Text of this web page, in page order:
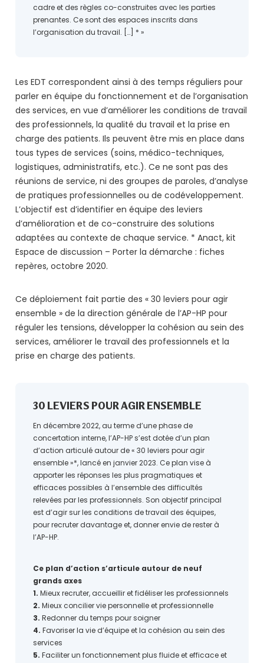
cadre et des règles co-construites avec les parties
prenantes. Ce sont des espaces inscrits dans
l’organisation du travail. […] * »
Les EDT correspondent ainsi à des temps réguliers pour
parler en équipe du fonctionnement et de l’organisation
des services, en vue d’améliorer les conditions de travail
des professionnels, la qualité du travail et la prise en
charge des patients. Ils peuvent être mis en place dans
tous types de services (soins, médico-techniques,
logistiques, administratifs, etc.). Ce ne sont pas des
réunions de service, ni des groupes de paroles, d’analyse
de pratiques professionnelles ou de codéveloppement.
L’objectif est d’identifier en équipe des leviers
d’amélioration et de co-construire des solutions
adaptées au contexte de chaque service. * Anact, kit
Espace de discussion – Porter la démarche : fiches
repères, octobre 2020.
Ce déploiement fait partie des « 30 leviers pour agir
ensemble » de la direction générale de l’AP-HP pour
réguler les tensions, développer la cohésion au sein des
services, améliorer le travail des professionnels et la
prise en charge des patients.
30 LEVIERS POUR AGIR ENSEMBLE
En décembre 2022, au terme d’une phase de
concertation interne, l’AP-HP s’est dotée d’un plan
d’action articulé autour de « 30 leviers pour agir
ensemble »*, lancé en janvier 2023. Ce plan vise à
apporter les réponses les plus pragmatiques et
efficaces possibles à l’ensemble des difficultés
relevées par les professionnels. Son objectif principal
est d’agir sur les conditions de travail des équipes,
pour recruter davantage et, donner envie de rester à
l’AP-HP.
Ce plan d’action s’articule autour de neuf
grands axes
1. Mieux recruter, accueillir et fidéliser les professionnels
2. Mieux concilier vie personnelle et professionnelle
3. Redonner du temps pour soigner
4. Favoriser la vie d’équipe et la cohésion au sein des
services
5. Faciliter un fonctionnement plus fluide et efficace et